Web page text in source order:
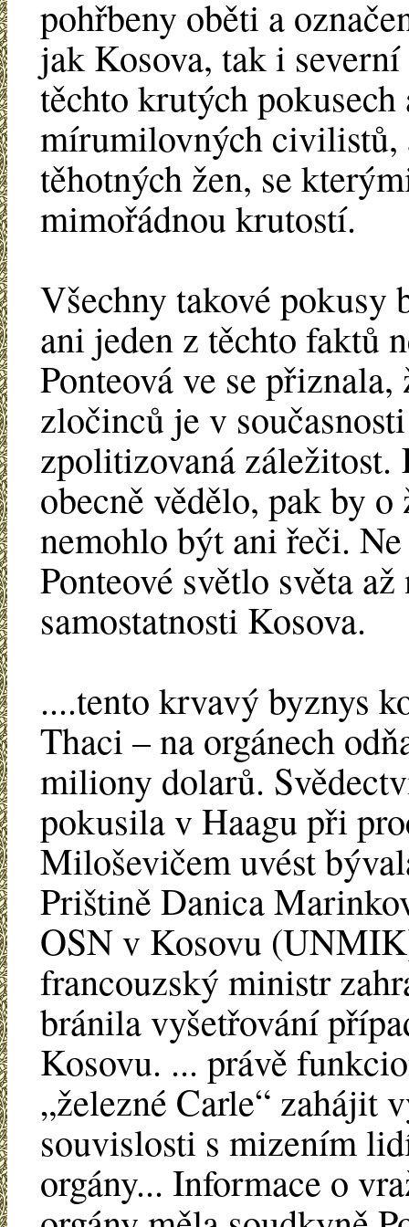
pohřbeny oběti a
jak Kosova, tak i
těchto krutých
mírumilovných civilistů,
těhotných žen, se
mimořádnou krutostí.
Všechny takové pokusy
ani jeden z těchto faktů
Ponteová ve se
zločinců je v
zpolitizovaná
obecně vědělo, pak by
nemohlo být ani řeči.
Ponteové světlo světa
samostatnosti Kosova.
....tento krvavý byznys
Thaci – na orgánech
miliony dolarů.
pokusila v Haagu při
Miloševičem uvést
Prištině Danica
OSN v Kosovu
francouzský ministr
bránila vyšetřování
Kosovu. ... právě
„železné Carle“ zahájit
souvislosti s mizením
orgány... Informace o